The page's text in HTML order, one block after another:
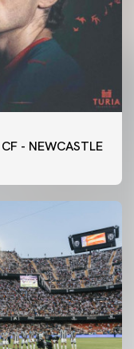
- NEWCASTLE